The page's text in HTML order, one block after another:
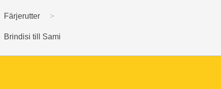
Färjerutter
Brindisi till Sami